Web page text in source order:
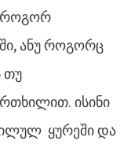
როგორ
ანუ როგორც
თუ
ისინი
ყურეში და